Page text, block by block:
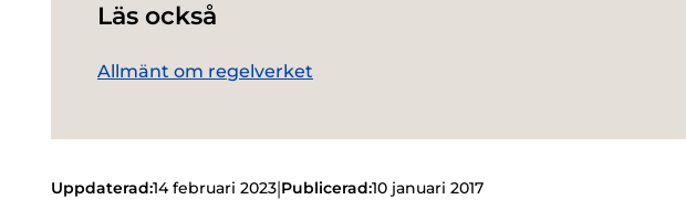
Läs också
Allmänt om regelverket
Uppdaterad:14 februari 2023|Publicerad:10 januari 2017